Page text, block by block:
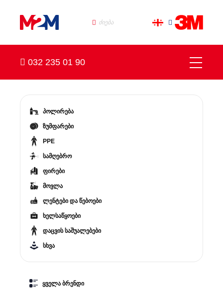
032 235 01 90
პოლირება
ზუმფარები
PPE
სამღებრო
ფირები
მოვლა
ლენტები და წებოები
ხელსაწყოები
დაცვის საშუალებები
სხვა
ყველა ბრენდი